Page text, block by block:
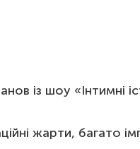
із шоу «Інтимні
жарти, багато